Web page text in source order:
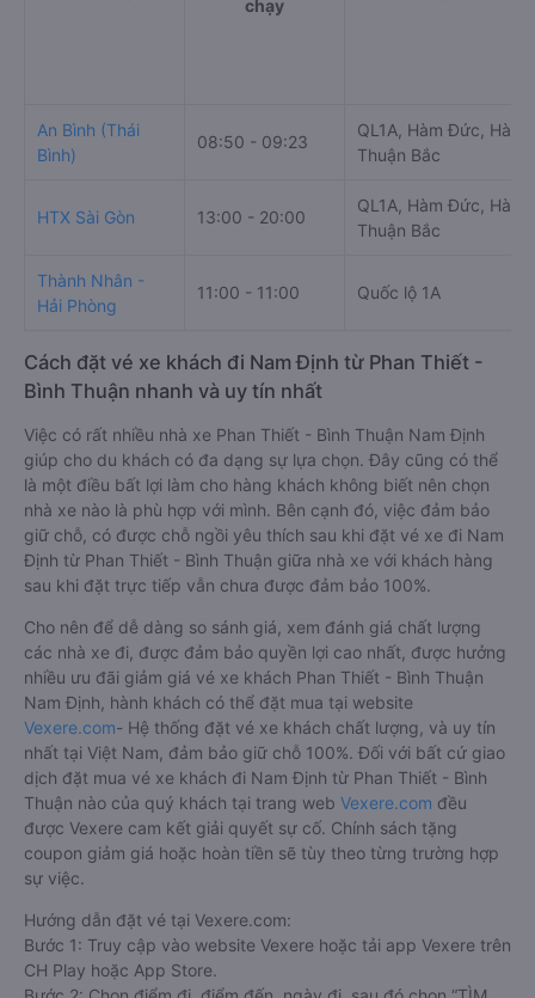
chạy
An Bình (Thái
Bình)
08:50 - 09:23
QL1A, Hàm Đức, Hàm
Thuận Bắc
HTX Sài Gòn 13:00 - 20:00
QL1A, Hàm Đức, Hàm
Thuận Bắc
Thành Nhân -
Hải Phòng
11:00 - 11:00 Quốc lộ 1A
Cách đặt vé xe khách đi Nam Định từ Phan Thiết -
Bình Thuận nhanh và uy tín nhất
Việc có rất nhiều nhà xe Phan Thiết - Bình Thuận Nam Định
giúp cho du khách có đa dạng sự lựa chọn. Đây cũng có thể
là một điều bất lợi làm cho hàng khách không biết nên chọn
nhà xe nào là phù hợp với mình. Bên cạnh đó, việc đảm bảo
giữ chỗ, có được chỗ ngồi yêu thích sau khi đặt vé xe đi Nam
Định từ Phan Thiết - Bình Thuận giữa nhà xe với khách hàng
sau khi đặt trực tiếp vẫn chưa được đảm bảo 100%.
Cho nên để dễ dàng so sánh giá, xem đánh giá chất lượng
các nhà xe đi, được đảm bảo quyền lợi cao nhất, được hưởng
nhiều ưu đãi giảm giá vé xe khách Phan Thiết - Bình Thuận
Nam Định, hành khách có thể đặt mua tại website
Vexere.com- Hệ thống đặt vé xe khách chất lượng, và uy tín
nhất tại Việt Nam, đảm bảo giữ chỗ 100%. Đối với bất cứ giao
dịch đặt mua vé xe khách đi Nam Định từ Phan Thiết - Bình
Thuận nào của quý khách tại trang web Vexere.com đều
được Vexere cam kết giải quyết sự cố. Chính sách tặng
coupon giảm giá hoặc hoàn tiền sẽ tùy theo từng trường hợp
sự việc.
Hướng dẫn đặt vé tại Vexere.com:
Bước 1: Truy cập vào website Vexere hoặc tải app Vexere trên
CH Play hoặc App Store.